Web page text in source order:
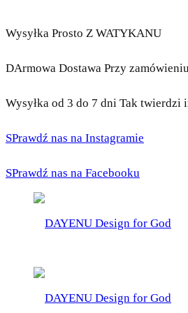
Wysyłka Prosto Z WATYKANU
DArmowa Dostawa Przy
Wysyłka od 3 do 7 dni Tak twierdzi
SPrawdź nas na Instagramie
SPrawdź nas na Facebooku